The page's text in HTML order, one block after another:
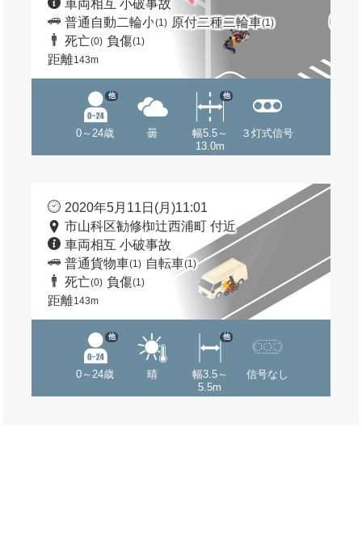
車両相互 小破事故
普通自動二輪小(1) 原付二種二輪車(1)
死亡(0) 負傷(1)
距離143m
0～24歳
他
曇
幅5.5～
13.0m
他
３灯式信号
2020年5月11日(月)11:01
市山科区勧修椥辻西浦町 付近
車両相互 小破事故
普通貨物車(1) 自転車(1)
死亡(0) 負傷(1)
距離143m
0～24歳
他
晴
幅3.5～
5.5m
他
信号なし